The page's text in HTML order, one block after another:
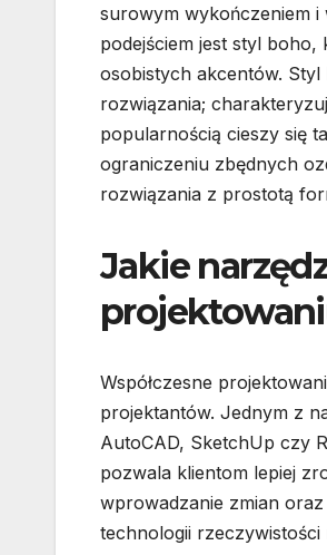
surowym wykończeniem
podejściem jest styl
osobistych akcentów.
rozwiązania;
popularnością cieszy się
ograniczeniu zbędnych
rozwiązania z prostotą
Jakie
Współczesne
projektantów. Jednym z
AutoCAD, SketchUp czy
pozwala klientom lepiej
wprowadzanie zmian
technologii